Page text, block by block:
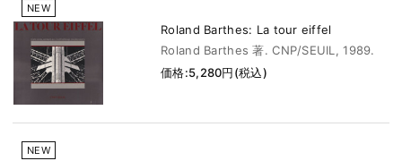
NEW
Roland Barthes: La tour eiffel
Roland Barthes 著. CNP/SEUIL, 1989.
価格:5,280円(税込)
NEW